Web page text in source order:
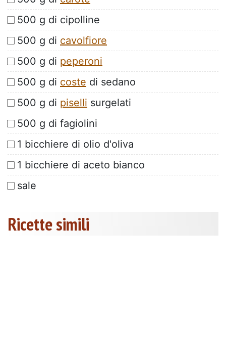
500 g di cipolline
500 g di cavolfiore
500 g di peperoni
500 g di coste di sedano
500 g di piselli surgelati
500 g di fagiolini
1 bicchiere di olio d'oliva
1 bicchiere di aceto bianco
sale
Ricette simili